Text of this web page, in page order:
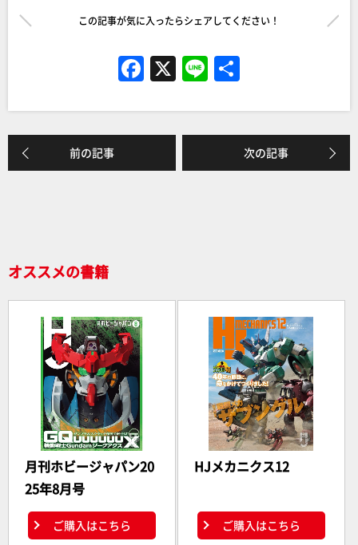
この記事が気に入ったらシェアしてください！
F
a
c
e
b
X Li
n
e
前の記事 次の記事
オススメの書籍
月刊ホビージャパン20
25年8月号
ご購入はこちら
HJメカニクス12
ご購入はこちら